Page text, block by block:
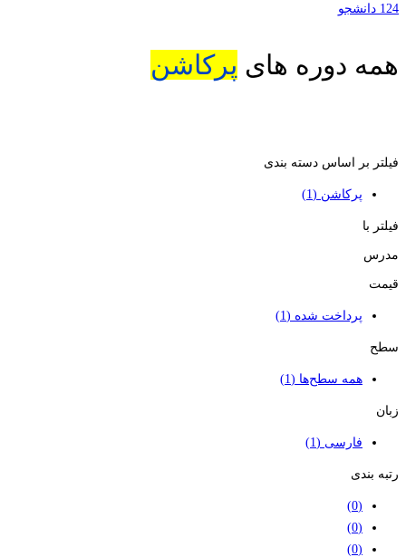
124 دانشجو
همه دوره های پرکاشن
فیلتر بر اساس دسته بندی
پرکاشن (1)
فیلتر با
مدرس
قیمت
پرداخت شده (1)
سطح
همه سطح‌ها (1)
زبان
فارسی (1)
رتبه بندی
(0)
(0)
(0)